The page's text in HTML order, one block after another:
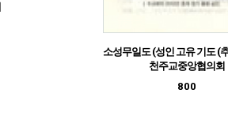
소성무일도 (성인 고유 기도 (
천주교중앙협의회
800